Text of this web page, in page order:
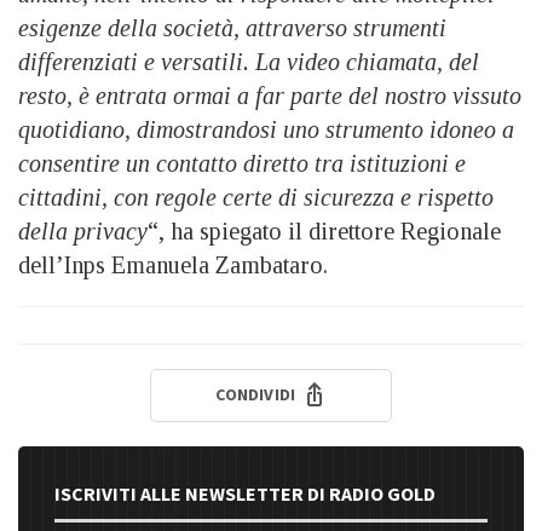
esigenze della società, attraverso strumenti
differenziati e versatili. La video chiamata, del
resto, è entrata ormai a far parte del nostro vissuto
quotidiano, dimostrandosi uno strumento idoneo a
consentire un contatto diretto tra istituzioni e
cittadini, con regole certe di sicurezza e rispetto
della privacy“, ha spiegato il direttore Regionale
dell’Inps Emanuela Zambataro.
CONDIVIDI
ISCRIVITI ALLE NEWSLETTER DI RADIO GOLD